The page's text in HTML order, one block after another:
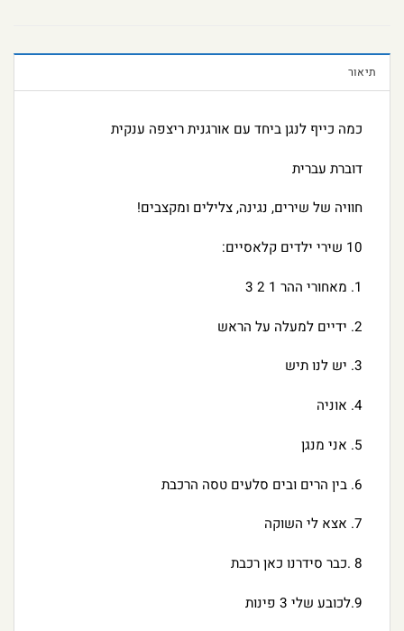
תיאור
כמה כייף לנגן ביחד עם אורגנית ריצפה ענקית
דוברת עברית
חוויה של שירים, נגינה, צלילים ומקצבים!
10 שירי ילדים קלאסיים:
1. מאחורי ההר 1 2 3
2. ידיים למעלה על הראש
3. יש לנו תיש
4. אוניה
5. אני מנגן
6. בין הרים ובים סלעים טסה הרכבת
7. אצא לי השוקה
8 .כבר סידרנו כאן רכבת
9.לכובע שלי 3 פינות